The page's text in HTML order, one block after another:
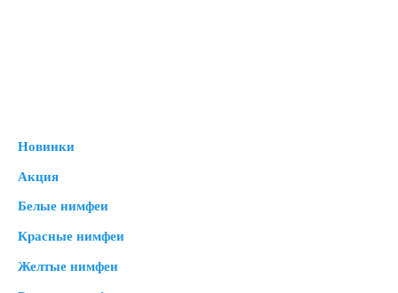
Новинки
Акция
Белые нимфеи
Красные нимфеи
Желтые нимфеи